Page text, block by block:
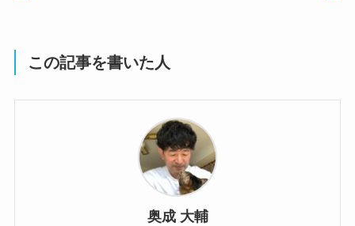
この記事を書いた人
奥成 大輔